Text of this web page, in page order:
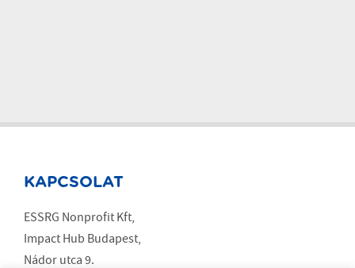
KAPCSOLAT
ESSRG Nonprofit Kft,
Impact Hub Budapest,
Nádor utca 9.